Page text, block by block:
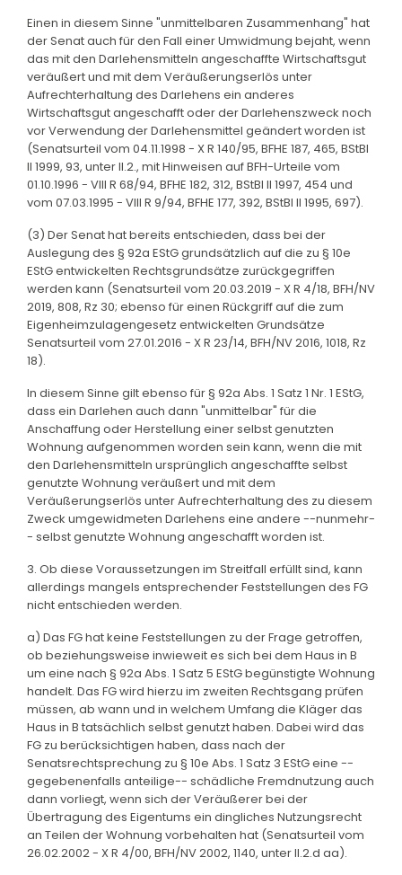
Einen in diesem Sinne "unmittelbaren Zusammenhang" hat
der Senat auch für den Fall einer Umwidmung bejaht, wenn
das mit den Darlehensmitteln angeschaffte Wirtschaftsgut
veräußert und mit dem Veräußerungserlös unter
Aufrechterhaltung des Darlehens ein anderes
Wirtschaftsgut angeschafft oder der Darlehenszweck noch
vor Verwendung der Darlehensmittel geändert worden ist
(Senatsurteil vom 04.11.1998 - X R 140/95, BFHE 187, 465, BStBl
II 1999, 93, unter II.2., mit Hinweisen auf BFH-Urteile vom
01.10.1996 - VIII R 68/94, BFHE 182, 312, BStBl II 1997, 454 und
vom 07.03.1995 - VIII R 9/94, BFHE 177, 392, BStBl II 1995, 697).
(3) Der Senat hat bereits entschieden, dass bei der
Auslegung des § 92a EStG grundsätzlich auf die zu § 10e
EStG entwickelten Rechtsgrundsätze zurückgegriffen
werden kann (Senatsurteil vom 20.03.2019 - X R 4/18, BFH/NV
2019, 808, Rz 30; ebenso für einen Rückgriff auf die zum
Eigenheimzulagengesetz entwickelten Grundsätze
Senatsurteil vom 27.01.2016 - X R 23/14, BFH/NV 2016, 1018, Rz
18).
In diesem Sinne gilt ebenso für § 92a Abs. 1 Satz 1 Nr. 1 EStG,
dass ein Darlehen auch dann "unmittelbar" für die
Anschaffung oder Herstellung einer selbst genutzten
Wohnung aufgenommen worden sein kann, wenn die mit
den Darlehensmitteln ursprünglich angeschaffte selbst
genutzte Wohnung veräußert und mit dem
Veräußerungserlös unter Aufrechterhaltung des zu diesem
Zweck umgewidmeten Darlehens eine andere --nunmehr-
- selbst genutzte Wohnung angeschafft worden ist.
3. Ob diese Voraussetzungen im Streitfall erfüllt sind, kann
allerdings mangels entsprechender Feststellungen des FG
nicht entschieden werden.
a) Das FG hat keine Feststellungen zu der Frage getroffen,
ob beziehungsweise inwieweit es sich bei dem Haus in B
um eine nach § 92a Abs. 1 Satz 5 EStG begünstigte Wohnung
handelt. Das FG wird hierzu im zweiten Rechtsgang prüfen
müssen, ab wann und in welchem Umfang die Kläger das
Haus in B tatsächlich selbst genutzt haben. Dabei wird das
FG zu berücksichtigen haben, dass nach der
Senatsrechtsprechung zu § 10e Abs. 1 Satz 3 EStG eine --
gegebenenfalls anteilige-- schädliche Fremdnutzung auch
dann vorliegt, wenn sich der Veräußerer bei der
Übertragung des Eigentums ein dingliches Nutzungsrecht
an Teilen der Wohnung vorbehalten hat (Senatsurteil vom
26.02.2002 - X R 4/00, BFH/NV 2002, 1140, unter II.2.d aa).